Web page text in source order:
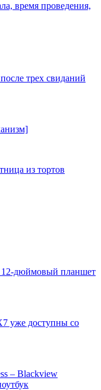
время проведения,
трех свиданий
из тортов
12-дюймовый планшет
уже доступны со
– Blackview